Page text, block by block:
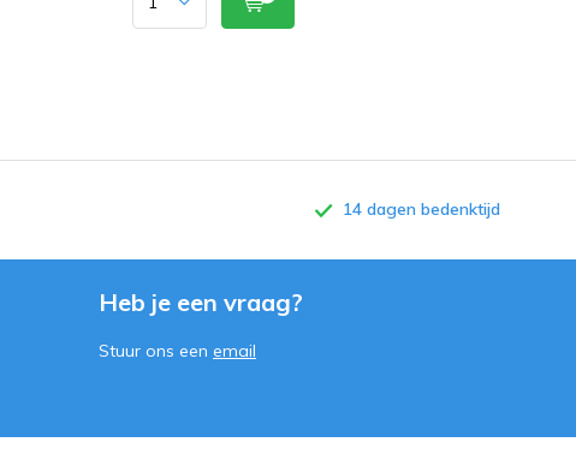
14 dagen bedenktijd
Heb je een vraag?
Stuur ons een email